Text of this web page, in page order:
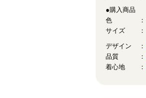
●購入商品
色
サイズ
デザイン
品質
着心地